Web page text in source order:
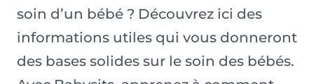
soin d’un bébé ? Découvrez ici des
informations utiles qui vous donneront
des bases solides sur le soin des bébés.